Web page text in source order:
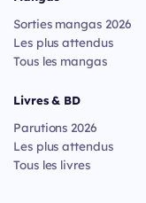
Sorties mangas 2026
Les plus attendus
Tous les mangas
Livres & BD
Parutions 2026
Les plus attendus
Tous les livres